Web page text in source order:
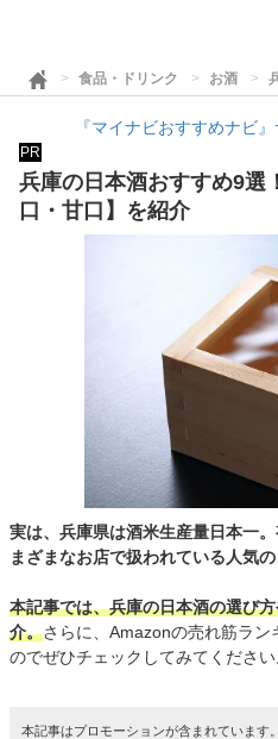
食品・ドリンク お酒
『マイナビおすすめナビ
PR
兵庫の日本酒おすすめ9選
口・甘口】を紹介
実は、兵庫県は酒米生産量日本一
まざまなお店で扱われている人気の
本記事では、兵庫の日本酒の選び
介。さらに、Amazonの売れ筋ラ
のでぜひチェックしてみてください
本記事はプロモーションが含まれています